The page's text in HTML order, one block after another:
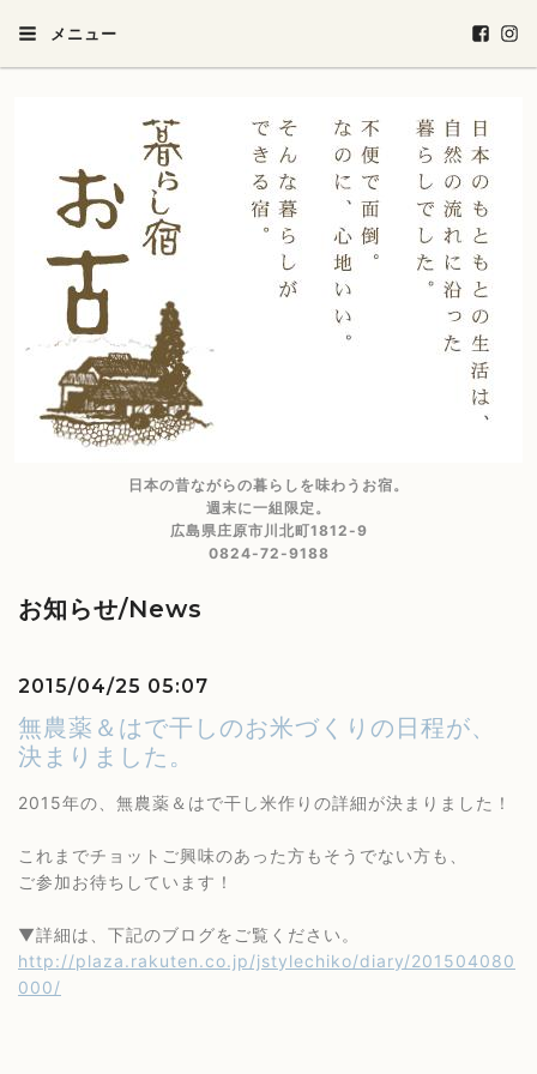
メニュー
日本の昔ながらの暮らしを味わうお宿。
週末に一組限定。
広島県庄原市川北町1812-9
0824-72-9188
お知らせ/News
2015/04/25 05:07
無農薬＆はで干しのお米づくりの日程が、
決まりました。
2015年の、無農薬＆はで干し米作りの詳細が決まりました！
これまでチョットご興味のあった方もそうでない方も、
ご参加お待ちしています！
▼詳細は、下記のブログをご覧ください。
http://plaza.rakuten.co.jp/jstylechiko/diary/201504080
000/